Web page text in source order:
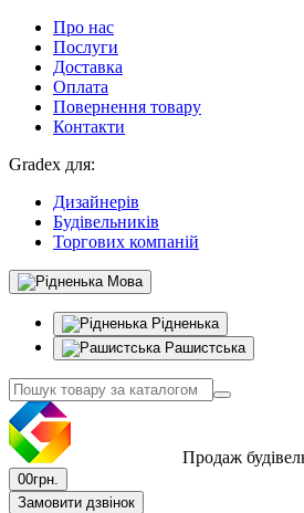
Про нас
Послуги
Доставка
Оплата
Повернення товару
Контакти
Gradex для:
Дизайнерів
Будівельників
Торгових компаній
Мова
Рідненька
Рашистська
Продаж
00грн.
Замовити дзвінок